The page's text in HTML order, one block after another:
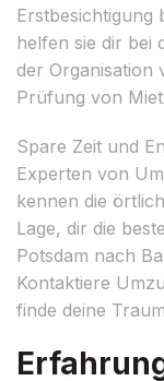
Erstbesichtigung
helfen sie dir bei
der Organisation
Prüfung von
Spare Zeit und
Experten von
kennen die
Lage, dir die
Potsdam nach
Kontaktiere
finde deine